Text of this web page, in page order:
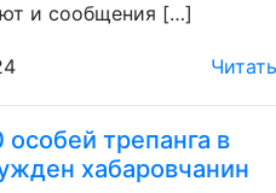
и сообщения […]
Читать
трепанга в
хабаровчанин